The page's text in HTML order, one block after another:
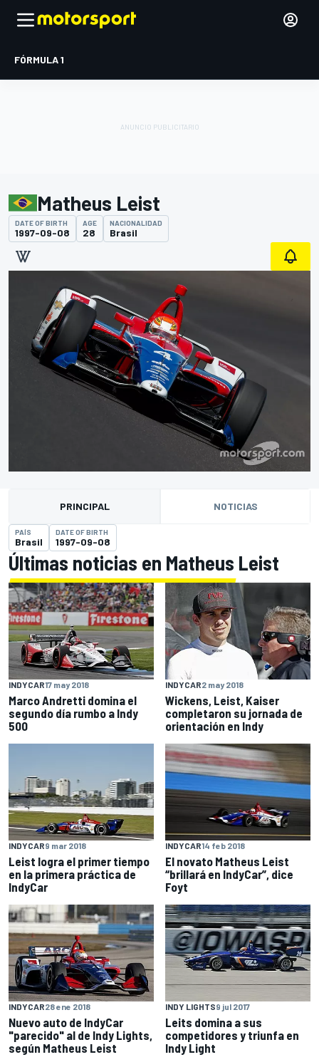
FÓRMULA 1
Matheus Leist
DATE OF BIRTH
1997-09-08
AGE
28
NACIONALIDAD
Brasil
PRINCIPAL NOTICIAS
PAÍS
Brasil
DATE OF BIRTH
1997-09-08
Últimas noticias en Matheus Leist
INDYCAR17 may 2018
Marco Andretti domina el
segundo día rumbo a Indy
500
INDYCAR2 may 2018
Wickens, Leist, Kaiser
completaron su jornada de
orientación en Indy
INDYCAR9 mar 2018
Leist logra el primer tiempo
en la primera práctica de
IndyCar
INDYCAR14 feb 2018
El novato Matheus Leist
“brillará en IndyCar”, dice
Foyt
INDYCAR28 ene 2018
Nuevo auto de IndyCar
"parecido" al de Indy Lights,
según Matheus Leist
INDY LIGHTS9 jul 2017
Leits domina a sus
competidores y triunfa en
Indy Light